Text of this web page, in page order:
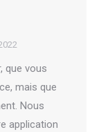
que vous
mais que
Nous
application